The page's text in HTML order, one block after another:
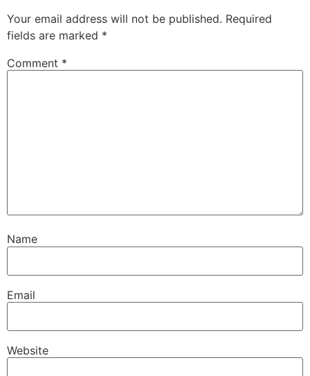
Your email address will not be published. Required
fields are marked *
Comment *
Name
Email
Website